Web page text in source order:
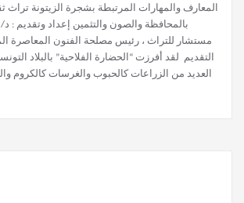
المعارف والمهارات المرتبطة بشجرة الزيتونة تراث
بالمحافظة والصون والتثمين إعداد وتقديم :
مستشار للتراث ، رئيس مصلحة الفنون المعاصرة
التقديم لقد أفرزت “الحضارة الفلاحية” بالبلاد
العديد من الزراعات كالحبوب والغرسات كالكروم